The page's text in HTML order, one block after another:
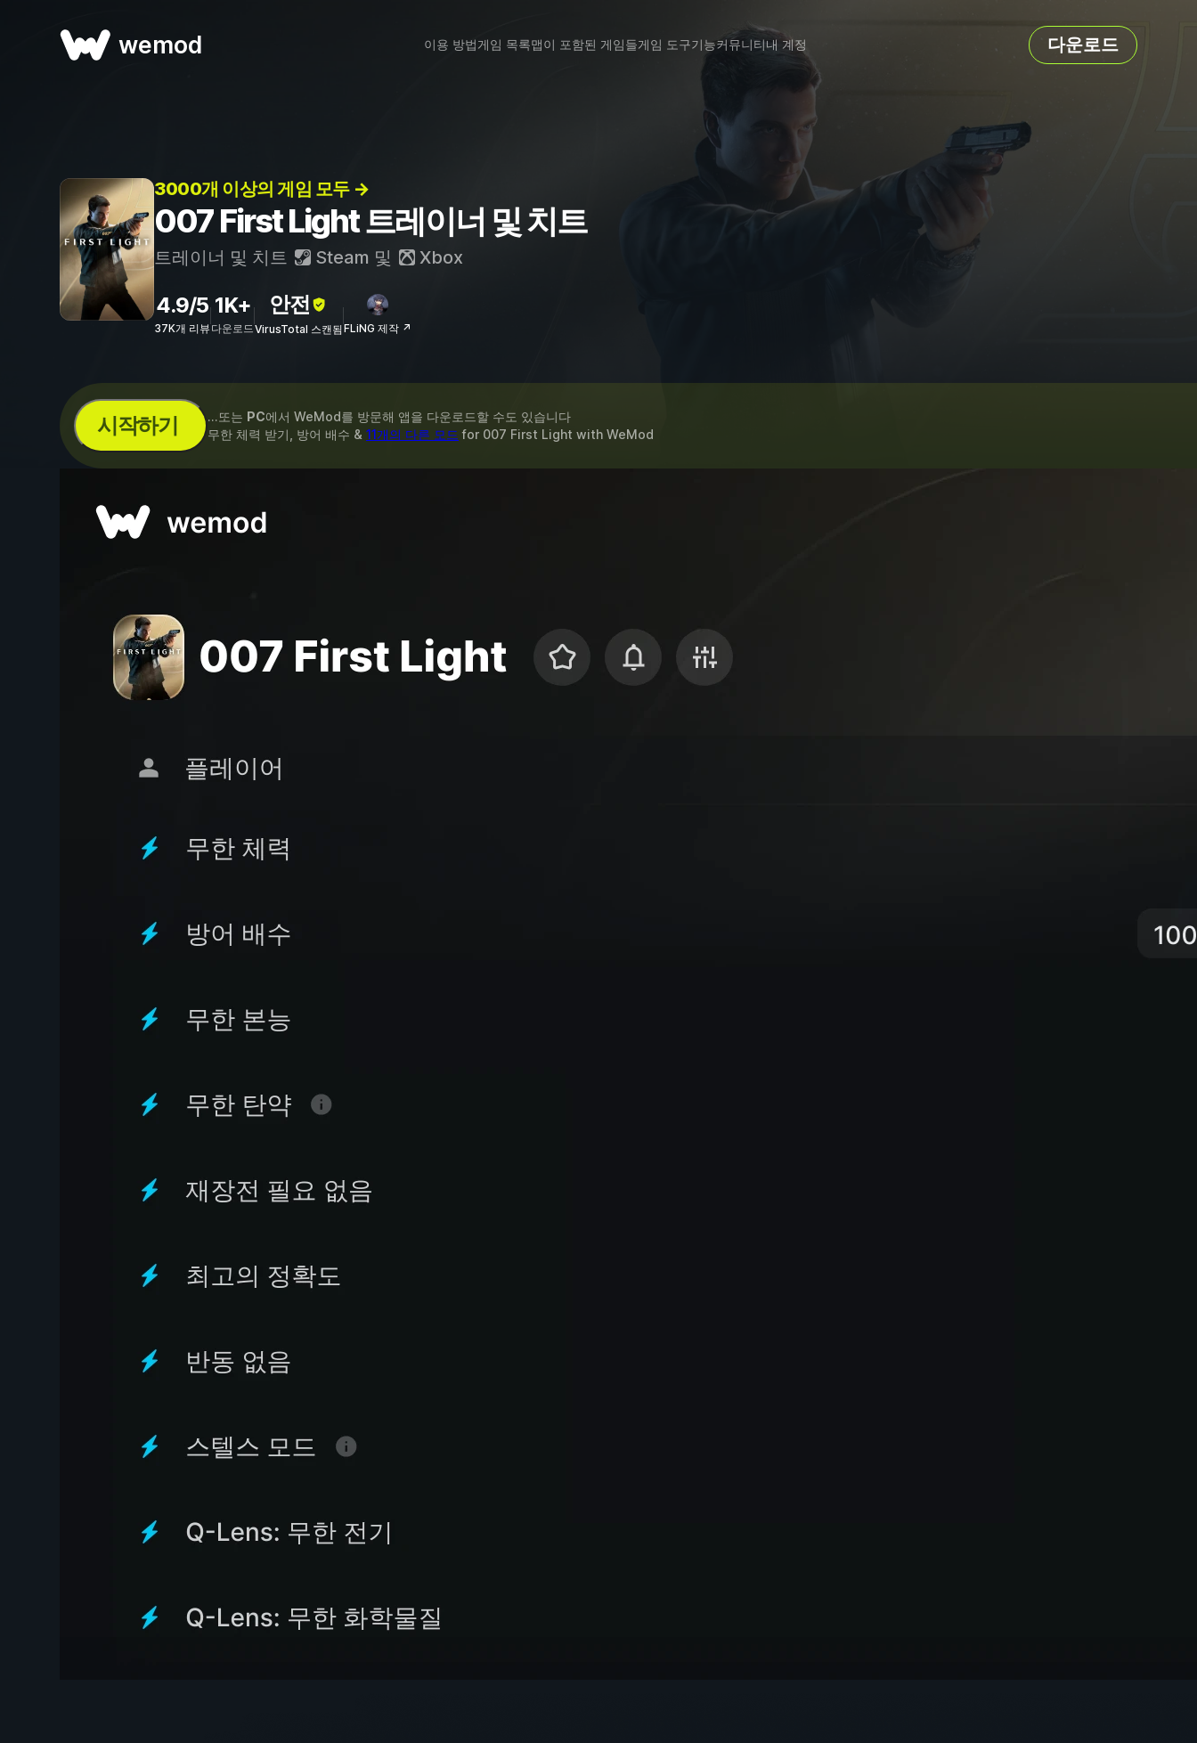
wemod 이용 방법게임 목록맵이 포함된 게임들게임 도구기능커뮤니티내 계정 다운로드
3000개 이상의 게임 모두 →
007 First Light 트레이너 및 치트
트레이너 및 치트 Steam 및 Xbox
4.9/5
37K개 리뷰
1K+
다운로드
안전
VirusTotal 스캔됨FLiNG 제작 ↗
시작하기 ...또는 PC에서 WeMod를 방문해 앱을 다운로드할 수도 있습니다
무한 체력 받기, 방어 배수 & 11개의 다른 모드 for 007 First Light with WeMod